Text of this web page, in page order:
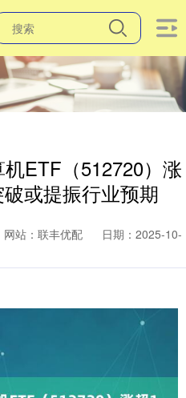
ETF（512720）涨
或提振行业预期
网站：联丰优配
日期：2025-10-